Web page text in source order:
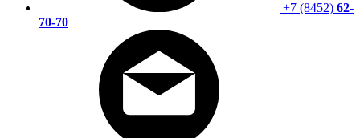
+7 (8452) 62-
70-70